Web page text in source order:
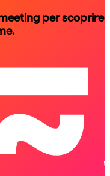
per scoprire